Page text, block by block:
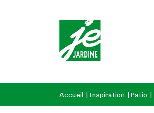
Accueil Inspiration Patio